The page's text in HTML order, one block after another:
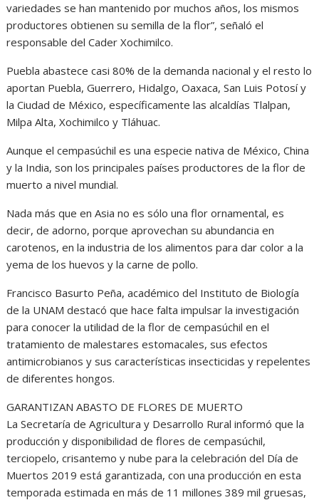
variedades se han mantenido por muchos años, los mismos
productores obtienen su semilla de la flor”, señaló el
responsable del Cader Xochimilco.
Puebla abastece casi 80% de la demanda nacional y el resto lo
aportan Puebla, Guerrero, Hidalgo, Oaxaca, San Luis Potosí y
la Ciudad de México, específicamente las alcaldías Tlalpan,
Milpa Alta, Xochimilco y Tláhuac.
Aunque el cempasúchil es una especie nativa de México, China
y la India, son los principales países productores de la flor de
muerto a nivel mundial.
Nada más que en Asia no es sólo una flor ornamental, es
decir, de adorno, porque aprovechan su abundancia en
carotenos, en la industria de los alimentos para dar color a la
yema de los huevos y la carne de pollo.
Francisco Basurto Peña, académico del Instituto de Biología
de la UNAM destacó que hace falta impulsar la investigación
para conocer la utilidad de la flor de cempasúchil en el
tratamiento de malestares estomacales, sus efectos
antimicrobianos y sus características insecticidas y repelentes
de diferentes hongos.
GARANTIZAN ABASTO DE FLORES DE MUERTO
La Secretaría de Agricultura y Desarrollo Rural informó que la
producción y disponibilidad de flores de cempasúchil,
terciopelo, crisantemo y nube para la celebración del Día de
Muertos 2019 está garantizada, con una producción en esta
temporada estimada en más de 11 millones 389 mil gruesas,